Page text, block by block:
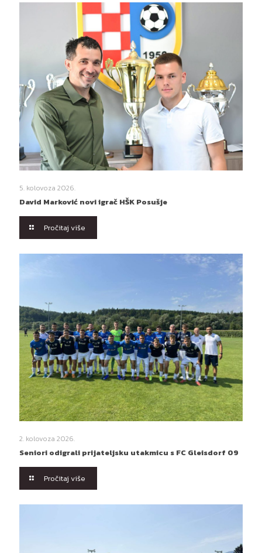
5. kolovoza 2026.
David Marković novi igrač HŠK Posušje
Pročitaj više
2. kolovoza 2026.
Seniori odigrali prijateljsku utakmicu s FC Gleisdorf 09
Pročitaj više